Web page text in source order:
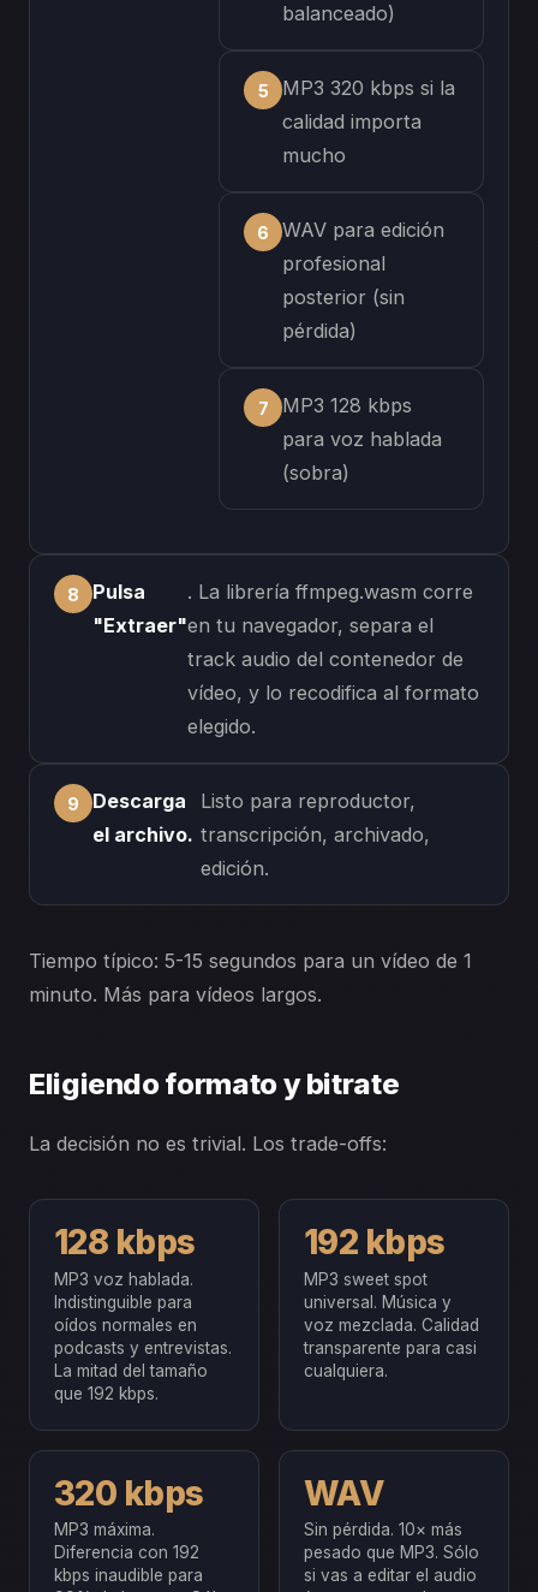
balanceado)
MP3 320 kbps si la
calidad importa
mucho
WAV para edición
profesional
posterior (sin
pérdida)
MP3 128 kbps
para voz hablada
(sobra)
Pulsa
"Extraer"
. La librería ffmpeg.wasm corre
en tu navegador, separa el
track audio del contenedor de
vídeo, y lo recodifica al formato
elegido.
Descarga
el archivo.
Listo para reproductor,
transcripción, archivado,
edición.
Tiempo típico: 5-15 segundos para un vídeo de 1
minuto. Más para vídeos largos.
Eligiendo formato y bitrate
La decisión no es trivial. Los trade-offs:
128 kbps
MP3 voz hablada.
Indistinguible para
oídos normales en
podcasts y entrevistas.
La mitad del tamaño
que 192 kbps.
192 kbps
MP3 sweet spot
universal. Música y
voz mezclada. Calidad
transparente para casi
cualquiera.
320 kbps
MP3 máxima.
Diferencia con 192
kbps inaudible para
WAV
Sin pérdida. 10× más
pesado que MP3. Sólo
si vas a editar el audio